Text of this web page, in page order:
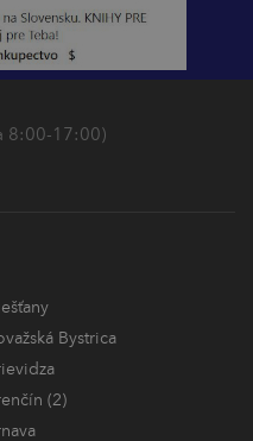
8:00-17:00)
Bystrica
(2)